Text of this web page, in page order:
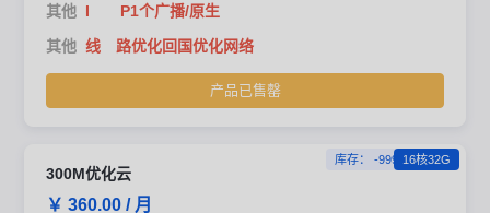
其他 I P1个广播/原生
其他 线 路优化回国优化网络
产品已售罄
库存： -999 16核32G
300M优化云
￥ 360.00 / 月